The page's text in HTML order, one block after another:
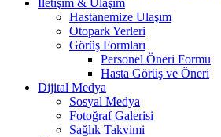
Hastanemize Ulaşım
Otopark Yerleri
Görüş Formları
Personel Öneri Formu
Hasta Görüş ve Öneri
Dijital Medya
Sosyal Medya
Fotoğraf Galerisi
Sağlık Takvimi